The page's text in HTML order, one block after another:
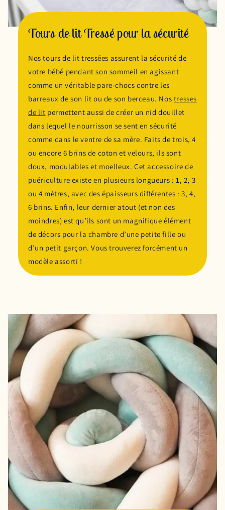
Tours de lit Tressé pour la sécurité
Nos tours de lit tressées assurent la sécurité de
votre bébé pendant son sommeil en agissant
comme un véritable pare-chocs contre les
barreaux de son lit ou de son berceau. Nos tresses
de lit permettent aussi de créer un nid douillet
dans lequel le nourrisson se sent en sécurité
comme dans le ventre de sa mère. Faits de trois, 4
ou encore 6 brins de coton et velours, ils sont
doux, modulables et moelleux. Cet accessoire de
puériculture existe en plusieurs longueurs : 1, 2, 3
ou 4 mètres, avec des épaisseurs différentes : 3, 4,
6 brins. Enfin, leur dernier atout (et non des
moindres) est qu’ils sont un magnifique élément
de décors pour la chambre d’une petite fille ou
d’un petit garçon. Vous trouverez forcément un
modèle assorti !